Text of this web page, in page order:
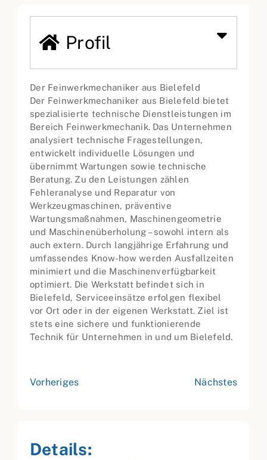
Profil
Der Feinwerkmechaniker aus Bielefeld
Der Feinwerkmechaniker aus Bielefeld bietet
spezialisierte technische Dienstleistungen im
Bereich Feinwerkmechanik. Das Unternehmen
analysiert technische Fragestellungen,
entwickelt individuelle Lösungen und
übernimmt Wartungen sowie technische
Beratung. Zu den Leistungen zählen
Fehleranalyse und Reparatur von
Werkzeugmaschinen, präventive
Wartungsmaßnahmen, Maschinengeometrie
und Maschinenüberholung – sowohl intern als
auch extern. Durch langjährige Erfahrung und
umfassendes Know-how werden Ausfallzeiten
minimiert und die Maschinenverfügbarkeit
optimiert. Die Werkstatt befindet sich in
Bielefeld, Serviceeinsätze erfolgen flexibel
vor Ort oder in der eigenen Werkstatt. Ziel ist
stets eine sichere und funktionierende
Technik für Unternehmen in und um Bielefeld.
Vorheriges Nächstes
Details: